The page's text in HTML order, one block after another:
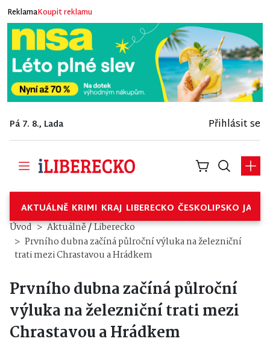
ReklamaKoupit reklamu
Pá 7. 8., Lada Přihlásit se
AKTUÁLNĚ KRIMI KRAJ LIBERECKO ČESKOLIPSKO
Úvod Aktuálně/Liberecko
Prvního dubna začíná půlroční výluka na železniční
trati mezi Chrastavou a Hrádkem
Prvního dubna začíná půlroční
výluka na železniční trati mezi
Chrastavou a Hrádkem